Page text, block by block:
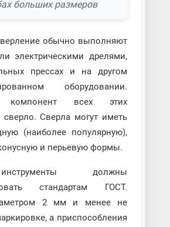
больших размеров
обычно выполняют
электрическими дрелями,
прессах и на другом
оборудовании.
компонент всех этих
сверло. Сверла могут иметь
(наиболее популярную),
и перьевую формы.
должны
стандартам ГОСТ.
2 мм и менее не
а приспособления